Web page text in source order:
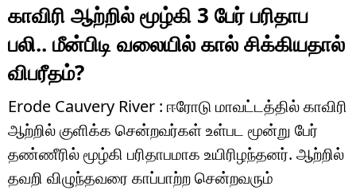
உலகம்
விளையாட்டு
பொழுதுபோக்கு
லைஃப்ஸ்டைல்
வணிகம்
காவிரி ஆற்றில் மூழ்கி 3 பேர் பரிதாப
பலி.. மீன்பிடி வலையில் கால் சிக்கியதால்
விபரீதம்?
Erode Cauvery River : ஈரோடு மாவட்டத்தில் காவிரி
ஆற்றில் குளிக்க சென்றவர்கள் உள்பட மூன்று பேர்
தண்ணீரில் மூழ்கி பரிதாபமாக உயிரிழந்தனர். ஆற்றில்
தவறி விழுந்தவரை காப்பாற்ற சென்றவரும்